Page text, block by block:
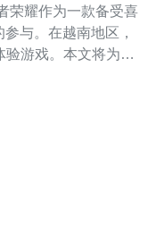
与。在越南地区，
游戏。本文将为您